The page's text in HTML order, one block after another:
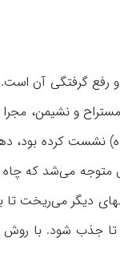
گرفتگی آن
و نشیمن، مجرا
نشست کرده بود،
دیگر می‌ریخت
جذب شود. با روش